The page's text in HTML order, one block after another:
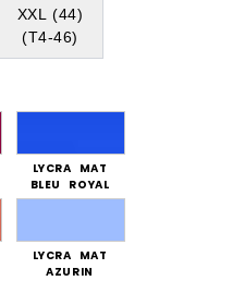
XXL (44)
(T4-46)
LYCRA MAT
BLEU ROYAL
LYCRA MAT
AZURIN